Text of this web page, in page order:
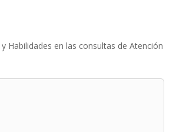
Habilidades en las consultas de Atención